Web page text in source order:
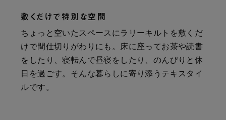
敷くだけで特別な空間
ちょっと空いたスペースにラリーキルトを敷くだ
けで間仕切りがわりにも。床に座ってお茶や読書
をしたり、寝転んで昼寝をしたり、のんびりと休
日を過ごす。そんな暮らしに寄り添うテキスタイ
ルです。